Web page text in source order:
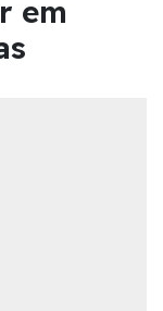
em